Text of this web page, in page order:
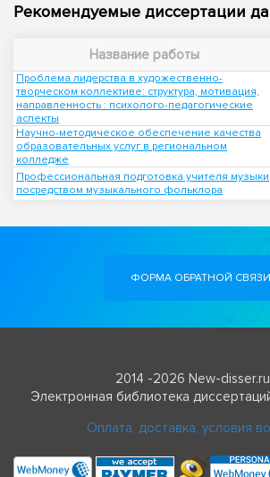
Рекомендуемые диссертации
Название работы
Проблема лидерства в художественно-
творческом коллективе: структура, мотивация,
направленность : психолого-педагогические
аспекты
Научно-методическое обеспечение качества
образовательных услуг в региональном
колледже
Профессиональная подготовка учителя музыки
посредством музыкального фольклора
ФОРМА ОБРАТНОЙ СВЯЗИ
2014 -2026 New-
Электронная библиотека
Оплата, доставка, условия